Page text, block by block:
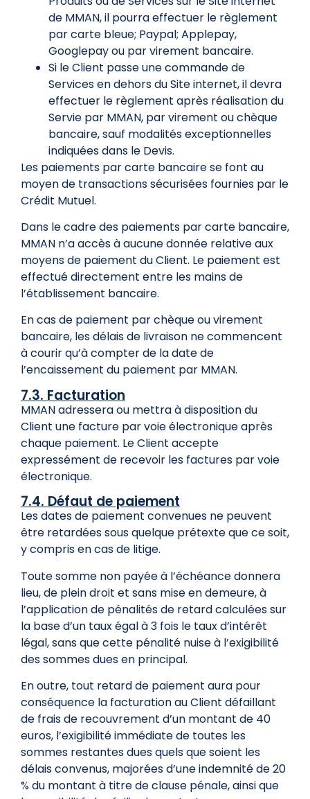
de MMAN, il pourra effectuer le règlement
par carte bleue; Paypal; Applepay,
Googlepay ou par virement bancaire.
Si le Client passe une commande de
Services en dehors du Site internet, il devra
effectuer le règlement après réalisation du
Servie par MMAN, par virement ou chèque
bancaire, sauf modalités exceptionnelles
indiquées dans le Devis.
Les paiements par carte bancaire se font au
moyen de transactions sécurisées fournies par le
Crédit Mutuel.
Dans le cadre des paiements par carte bancaire,
MMAN n’a accès à aucune donnée relative aux
moyens de paiement du Client. Le paiement est
effectué directement entre les mains de
l’établissement bancaire.
En cas de paiement par chèque ou virement
bancaire, les délais de livraison ne commencent
à courir qu’à compter de la date de
l’encaissement du paiement par MMAN.
7.3. Facturation
MMAN adressera ou mettra à disposition du
Client une facture par voie électronique après
chaque paiement. Le Client accepte
expressément de recevoir les factures par voie
électronique.
7.4. Défaut de paiement
Les dates de paiement convenues ne peuvent
être retardées sous quelque prétexte que ce soit,
y compris en cas de litige.
Toute somme non payée à l’échéance donnera
lieu, de plein droit et sans mise en demeure, à
l’application de pénalités de retard calculées sur
la base d’un taux égal à 3 fois le taux d’intérêt
légal, sans que cette pénalité nuise à l’exigibilité
des sommes dues en principal.
En outre, tout retard de paiement aura pour
conséquence la facturation au Client défaillant
de frais de recouvrement d’un montant de 40
euros, l’exigibilité immédiate de toutes les
sommes restantes dues quels que soient les
délais convenus, majorées d’une indemnité de 20
% du montant à titre de clause pénale, ainsi que